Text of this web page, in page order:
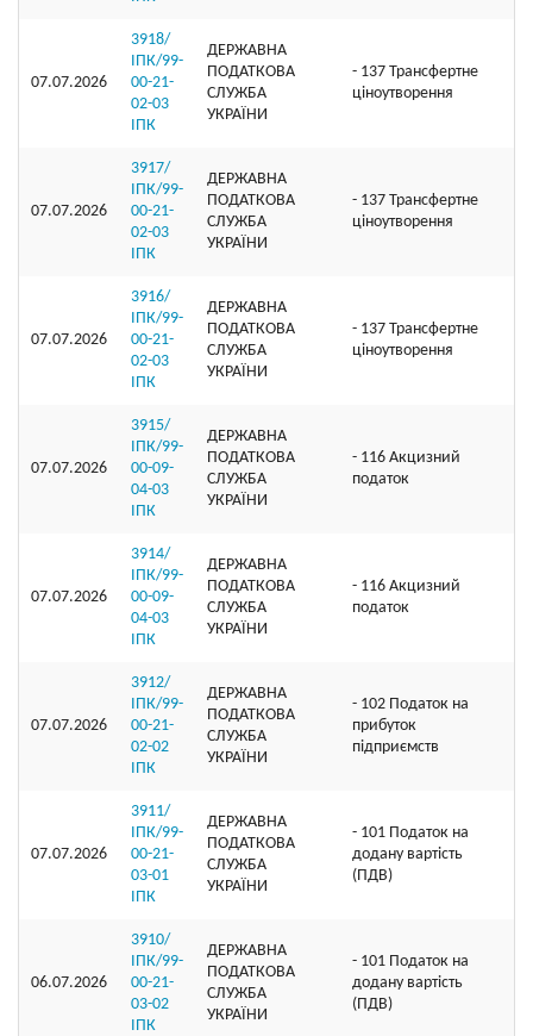
07.07.2026
3918/
ІПК/99-
00-21-
02-03
ІПК
ДЕРЖАВНА
ПОДАТКОВА
СЛУЖБА
УКРАЇНИ
- 137 Трансфертне
ціноутворення
07.07.2026
3917/
ІПК/99-
00-21-
02-03
ІПК
ДЕРЖАВНА
ПОДАТКОВА
СЛУЖБА
УКРАЇНИ
- 137 Трансфертне
ціноутворення
07.07.2026
3916/
ІПК/99-
00-21-
02-03
ІПК
ДЕРЖАВНА
ПОДАТКОВА
СЛУЖБА
УКРАЇНИ
- 137 Трансфертне
ціноутворення
07.07.2026
3915/
ІПК/99-
00-09-
04-03
ІПК
ДЕРЖАВНА
ПОДАТКОВА
СЛУЖБА
УКРАЇНИ
- 116 Акцизний
податок
07.07.2026
3914/
ІПК/99-
00-09-
04-03
ІПК
ДЕРЖАВНА
ПОДАТКОВА
СЛУЖБА
УКРАЇНИ
- 116 Акцизний
податок
07.07.2026
3912/
ІПК/99-
00-21-
02-02
ІПК
ДЕРЖАВНА
ПОДАТКОВА
СЛУЖБА
УКРАЇНИ
- 102 Податок на
прибуток
підприємств
07.07.2026
3911/
ІПК/99-
00-21-
03-01
ІПК
ДЕРЖАВНА
ПОДАТКОВА
СЛУЖБА
УКРАЇНИ
- 101 Податок на
додану вартість
(ПДВ)
06.07.2026
3910/
ІПК/99-
00-21-
03-02
ІПК
ДЕРЖАВНА
ПОДАТКОВА
СЛУЖБА
УКРАЇНИ
- 101 Податок на
додану вартість
(ПДВ)